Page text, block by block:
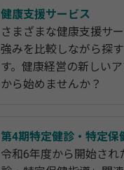
健康支援サービス
さまざまな健康支援サ
強みを比較しながら探
す。健康経営の新しい
から始めませんか？
第4期特定健診・特定保
令和6年度から開始され